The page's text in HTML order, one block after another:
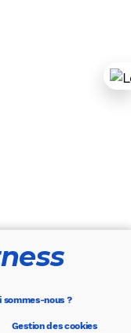
sommes-nous ?
Gestion des cookies